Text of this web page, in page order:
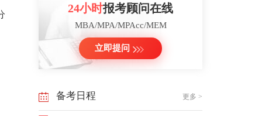
24小时报考顾问在线
MBA/MPA/MPAcc/MEM
立即提问
备考日程 更多 >